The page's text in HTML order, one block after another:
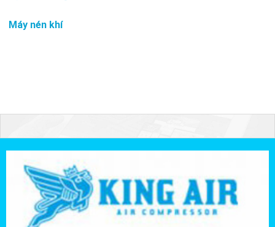
Máy nén khí